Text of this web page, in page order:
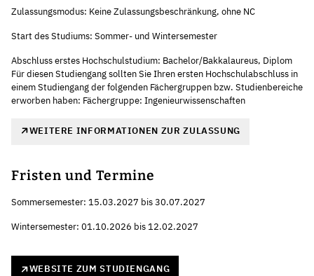
Zulassungsmodus: Keine Zulassungsbeschränkung, ohne NC
Start des Studiums: Sommer- und Wintersemester
Abschluss erstes Hochschulstudium: Bachelor/Bakkalaureus, Diplom
Für diesen Studiengang sollten Sie Ihren ersten Hochschulabschluss in
einem Studiengang der folgenden Fächergruppen bzw. Studienbereiche
erworben haben: Fächergruppe: Ingenieurwissenschaften
WEITERE INFORMATIONEN ZUR ZULASSUNG
Fristen und Termine
Sommersemester: 15.03.2027 bis 30.07.2027
Wintersemester: 01.10.2026 bis 12.02.2027
WEBSITE ZUM STUDIENGANG